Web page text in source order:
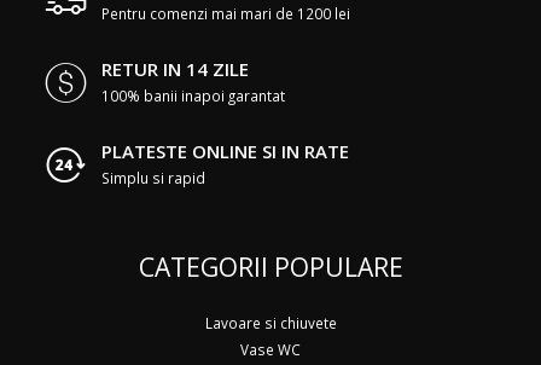
Pentru comenzi mai mari de 1200 lei
RETUR IN 14 ZILE
100% banii inapoi garantat
PLATESTE ONLINE SI IN RATE
Simplu si rapid
CATEGORII POPULARE
Lavoare si chiuvete
Vase WC